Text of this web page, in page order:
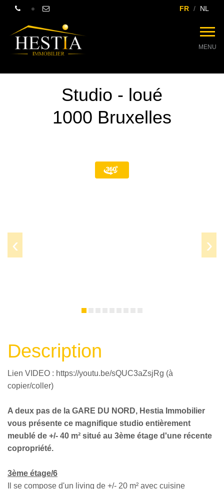
FR NL
MENU
Studio - loué
1000 Bruxelles
Description
Lien VIDEO : https://youtu.be/sQUC3aZsjRg (à
copier/coller)
A deux pas de la GARE DU NORD, Hestia Immobilier
vous présente ce magnifique studio entièrement
meublé de +/- 40 m² situé au 3ème étage d'une récente
copropriété.
3ème étage/6
Il se compose d'un living de +/- 20 m² avec cuisine